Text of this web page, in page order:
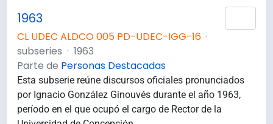
1963
CL UDEC ALDCO 005 PD-UDEC-IGG-16 ·
subseries · 1963
Parte de Personas Destacadas
Esta subserie reúne discursos oficiales pronunciados
por Ignacio González Ginouvés durante el año 1963,
período en el que ocupó el cargo de Rector de la